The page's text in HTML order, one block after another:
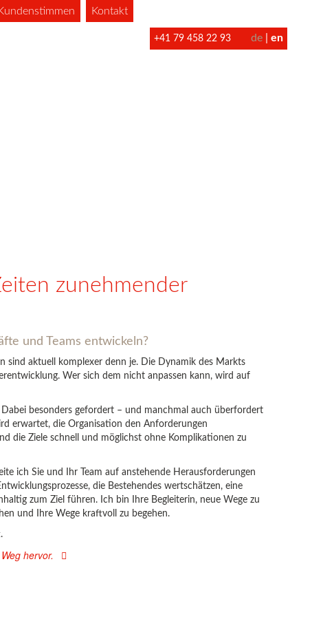
Kontakt
+41 79 458 22 93 de en
zunehmender
und Teams entwickeln?
sind aktuell komplexer denn je. Die Dynamik des Markts
Wer sich dem nicht anpassen kann, wird auf
besonders gefordert – und manchmal auch überfordert
erwartet, die Organisation den Anforderungen
die Ziele schnell und möglichst ohne Komplikationen zu
ich Sie und Ihr Team auf anstehende Herausforderungen
die Bestehendes wertschätzen, eine
zum Ziel führen. Ich bin Ihre Begleiterin, neue Wege zu
und Ihre Wege kraftvoll zu begehen.
hervor.